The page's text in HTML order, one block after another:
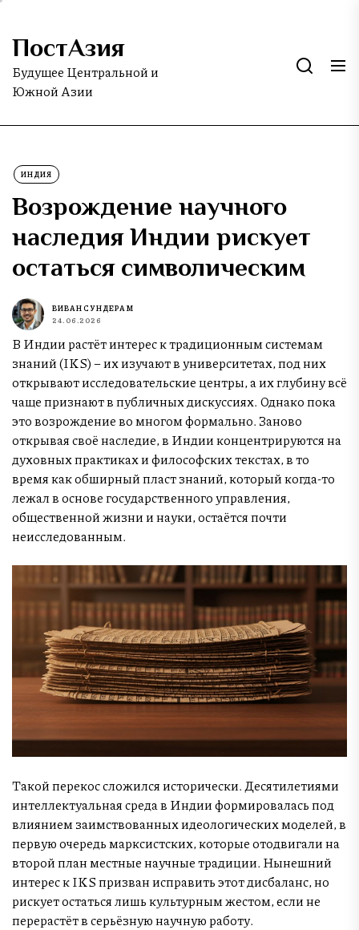
Skip
the
content
ПостАзия
Будущее Центральной и
Южной Азии
ИНДИЯ
Возрождение научного
наследия Индии рискует
остаться символическим
ВИВАН СУНДЕРАМ
24.06.2026
В Индии растёт интерес к традиционным системам
знаний (IKS) – их изучают в университетах, под них
открывают исследовательские центры, а их глубину всё
чаще признают в публичных дискуссиях. Однако пока
это возрождение во многом формально. Заново
открывая своё наследие, в Индии концентрируются на
духовных практиках и философских текстах, в то
время как обширный пласт знаний, который когда-то
лежал в основе государственного управления,
общественной жизни и науки, остаётся почти
неисследованным.
Такой перекос сложился исторически. Десятилетиями
интеллектуальная среда в Индии формировалась под
влиянием заимствованных идеологических моделей, в
первую очередь марксистских, которые отодвигали на
второй план местные научные традиции. Нынешний
интерес к IKS призван исправить этот дисбаланс, но
рискует остаться лишь культурным жестом, если не
перерастёт в серьёзную научную работу.